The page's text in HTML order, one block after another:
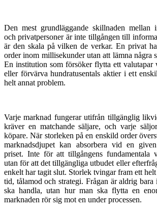
Den mest grundläggande skillnaden mellan
och privatpersoner är inte tillgången till
är den skala på vilken de verkar. En privat
order inom millisekunder utan att lämna några
En institution som försöker flytta ett valutapar
eller förvärva hundratusentals aktier i ett
helt annat problem.
Varje marknad fungerar utifrån tillgänglig
kräver en matchande säljare, och varje
köpare. När storleken på en enskild order
marknadsdjupet kan absorbera vid en
priset. Inte för att tillgångens fundamentala
utan för att det tillgängliga utbudet eller
enkelt har tagit slut. Storlek tvingar fram ett
tid, tålamod och strategi. Frågan är aldrig
ska handla, utan hur man ska flytta en
marknaden rör sig mot en under processen.